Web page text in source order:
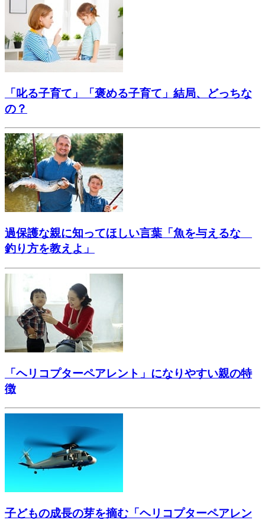
「叱る子育て」「褒める子育て」結局、どっちな
の？
過保護な親に知ってほしい言葉「魚を与えるな
釣り方を教えよ」
「ヘリコプターペアレント」になりやすい親の特
徴
子どもの成長の芽を摘む「ヘリコプターペアレン